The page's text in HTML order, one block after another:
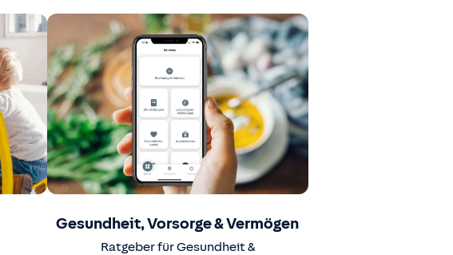
Gesundheit, Vorsorge & Vermögen
Ratgeber für Gesundheit &